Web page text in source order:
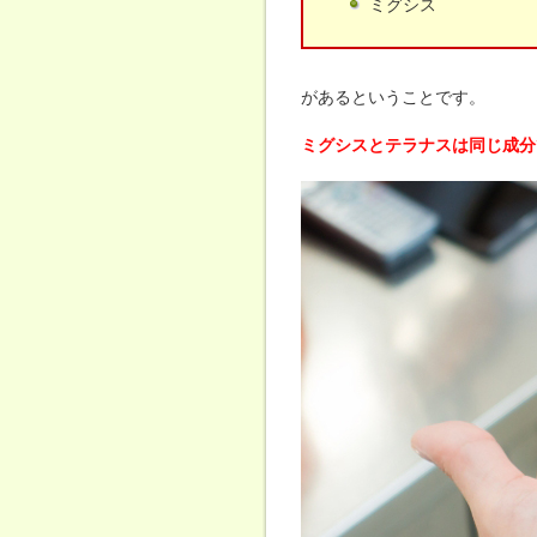
ミグシス
があるということです。
ミグシスとテラナスは同じ成